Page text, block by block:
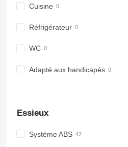
Cuisine
Réfrigérateur
WC
Adapté aux handicapés
Essieux
Système ABS